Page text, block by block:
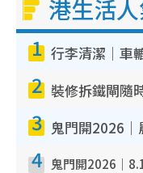
港生活
1
2
3
4